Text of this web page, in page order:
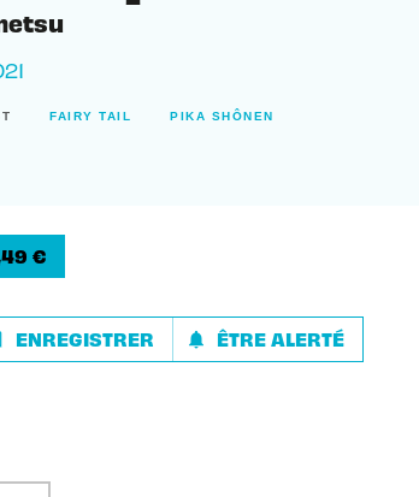
FAIRY TAIL PIKA SHÔNEN
€
ENREGISTRER notifications ÊTRE ALERTÉ